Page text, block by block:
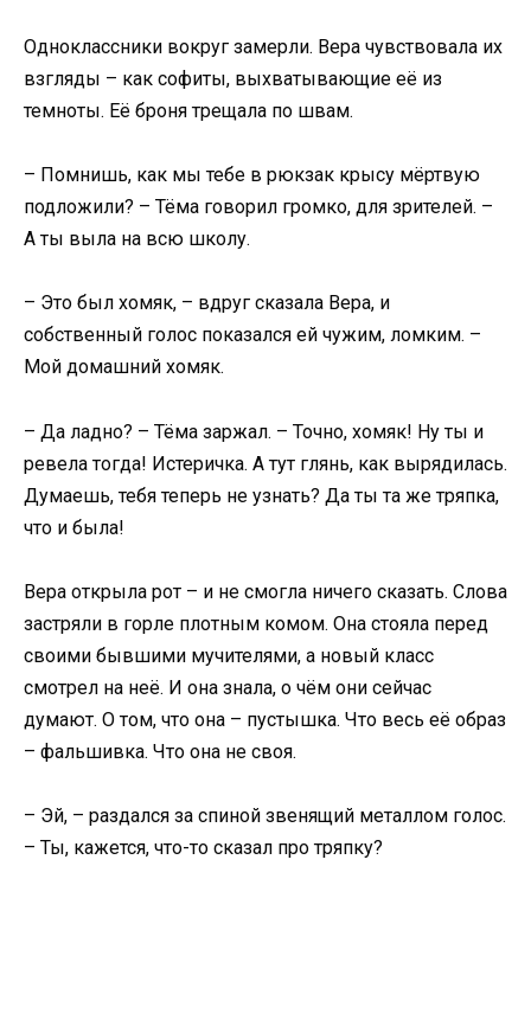
Одноклассники вокруг замерли. Вера чувствовала их
взгляды – как софиты, выхватывающие её из
темноты. Её броня трещала по швам.
– Помнишь, как мы тебе в рюкзак крысу мёртвую
подложили? – Тёма говорил громко, для зрителей. –
А ты выла на всю школу.
– Это был хомяк, – вдруг сказала Вера, и
собственный голос показался ей чужим, ломким. –
Мой домашний хомяк.
– Да ладно? – Тёма заржал. – Точно, хомяк! Ну ты и
ревела тогда! Истеричка. А тут глянь, как вырядилась.
Думаешь, тебя теперь не узнать? Да ты та же тряпка,
что и была!
Вера открыла рот – и не смогла ничего сказать. Слова
застряли в горле плотным комом. Она стояла перед
своими бывшими мучителями, а новый класс
смотрел на неё. И она знала, о чём они сейчас
думают. О том, что она – пустышка. Что весь её образ
– фальшивка. Что она не своя.
– Эй, – раздался за спиной звенящий металлом голос.
– Ты, кажется, что-то сказал про тряпку?